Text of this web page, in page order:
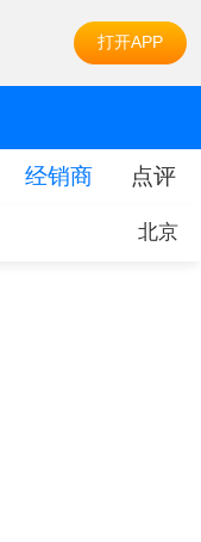
打开APP
经销商 点评
北京